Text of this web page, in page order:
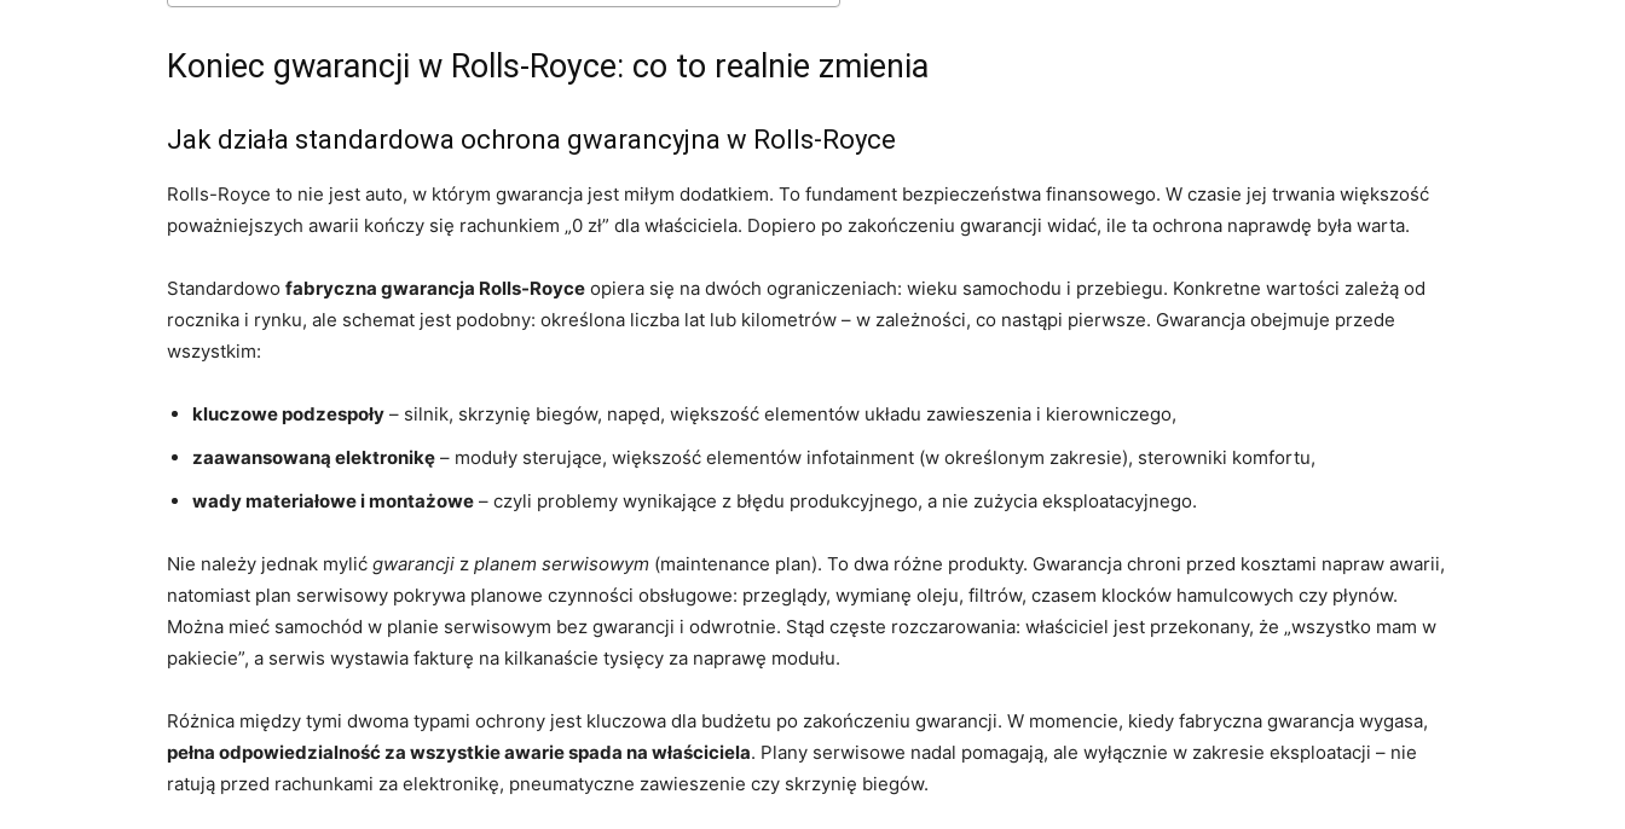
Koniec gwarancji w Rolls-Royce: co to realnie zmienia
Jak działa standardowa ochrona gwarancyjna w Rolls-Royce
Rolls-Royce to nie jest auto, w którym gwarancja jest miłym dodatkiem. To fundament bezpieczeństwa finansowego. W czasie jej trwania większość
poważniejszych awarii kończy się rachunkiem „0 zł” dla właściciela. Dopiero po zakończeniu gwarancji widać, ile ta ochrona naprawdę była warta.
Standardowo fabryczna gwarancja Rolls-Royce opiera się na dwóch ograniczeniach: wieku samochodu i przebiegu. Konkretne wartości zależą od
rocznika i rynku, ale schemat jest podobny: określona liczba lat lub kilometrów – w zależności, co nastąpi pierwsze. Gwarancja obejmuje przede
wszystkim:
kluczowe podzespoły – silnik, skrzynię biegów, napęd, większość elementów układu zawieszenia i kierowniczego,
zaawansowaną elektronikę – moduły sterujące, większość elementów infotainment (w określonym zakresie), sterowniki komfortu,
wady materiałowe i montażowe – czyli problemy wynikające z błędu produkcyjnego, a nie zużycia eksploatacyjnego.
Nie należy jednak mylić gwarancji z planem serwisowym (maintenance plan). To dwa różne produkty. Gwarancja chroni przed kosztami napraw awarii,
natomiast plan serwisowy pokrywa planowe czynności obsługowe: przeglądy, wymianę oleju, filtrów, czasem klocków hamulcowych czy płynów.
Można mieć samochód w planie serwisowym bez gwarancji i odwrotnie. Stąd częste rozczarowania: właściciel jest przekonany, że „wszystko mam w
pakiecie”, a serwis wystawia fakturę na kilkanaście tysięcy za naprawę modułu.
Różnica między tymi dwoma typami ochrony jest kluczowa dla budżetu po zakończeniu gwarancji. W momencie, kiedy fabryczna gwarancja wygasa,
pełna odpowiedzialność za wszystkie awarie spada na właściciela. Plany serwisowe nadal pomagają, ale wyłącznie w zakresie eksploatacji – nie
ratują przed rachunkami za elektronikę, pneumatyczne zawieszenie czy skrzynię biegów.